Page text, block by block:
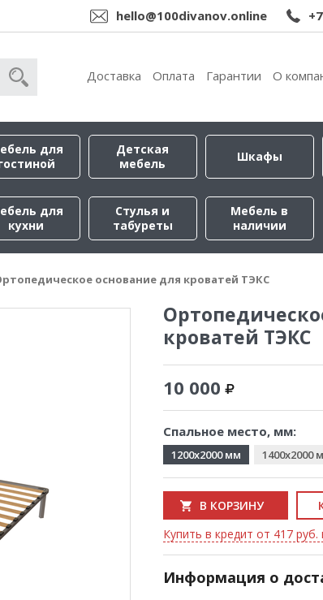
hello@100divanov.online
Доставка Оплата Гарантии О
для
Детская
мебель
Шкафы
для
кухни
Стулья и
табуреты
Мебель в
наличии
основание для кроватей ТЭКС
кроватей ТЭКС
10 000
Спальное место, мм:
1200x2000 мм 1400x2000
В КОРЗИНУ
Купить в кредит от 417 руб.
Информация о